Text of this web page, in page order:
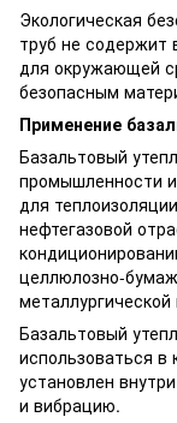
Экологическая
труб не содержит
для окружающей
безопасным
Применение
Базальтовый
промышленности
для
нефтегазовой
целлюлозно-
Базальтовый
использоваться
установлен
и вибрацию.